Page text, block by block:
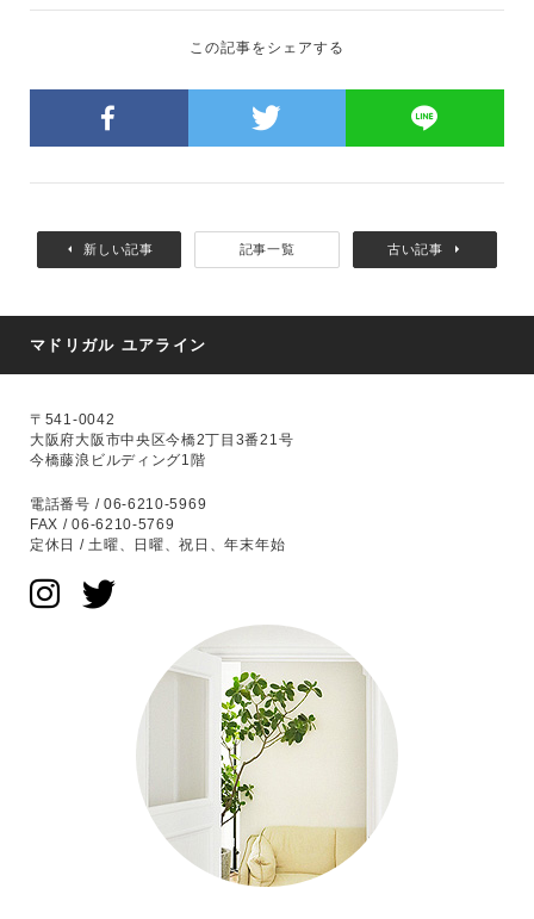
この記事をシェアする
新しい記事 記事一覧 古い記事
マドリガル ユアライン
〒541-0042
大阪府大阪市中央区今橋2丁目3番21号
今橋藤浪ビルディング1階
電話番号 / 06-6210-5969
FAX / 06-6210-5769
定休日 / 土曜、日曜、祝日、年末年始